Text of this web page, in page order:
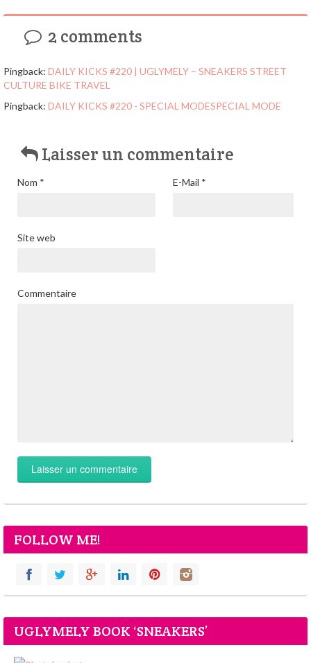
2 comments
Pingback: DAILY KICKS #220 | UGLYMELY – SNEAKERS STREET
CULTURE BIKE TRAVEL
Pingback: DAILY KICKS #220 - SPECIAL MODESPECIAL MODE
Laisser un commentaire
Nom * E-Mail *
Site web
Commentaire
FOLLOW ME!
UGLYMELY BOOK ‘SNEAKERS’